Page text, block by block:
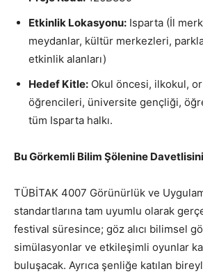
Etkinlik Lokasyonu: Isparta (İl
meydanlar, kültür merkezleri,
etkinlik alanları)
Hedef Kitle: Okul öncesi, ilkokul,
öğrencileri, üniversite gençliği,
tüm Isparta halkı.
Bu Görkemli Bilim Şölenine
TÜBİTAK 4007 Görünürlük ve
standartlarına tam uyumlu olarak
festival süresince; göz alıcı bilimsel
simülasyonlar ve etkileşimli oyunlar
buluşacak. Ayrıca şenliğe katılan